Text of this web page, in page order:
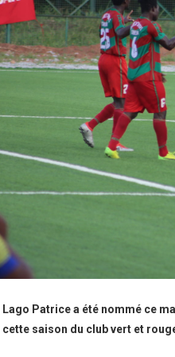
Lago Patrice a été nommé ce
saison du club vert et